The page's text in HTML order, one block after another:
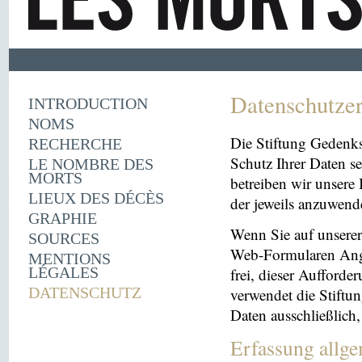
INTRODUCTION
NOMS
RECHERCHE
LE NOMBRE DES
MORTS
LIEUX DES DÉCÈS
GRAPHIE
SOURCES
MENTIONS
LÉGALES
DATENSCHUTZ
Die Stiftung
Schutz Ihrer Daten
betreiben wir
der jeweils
Wenn Sie auf
Web-Formularen
frei, dieser
verwendet die
Daten
Erfassung